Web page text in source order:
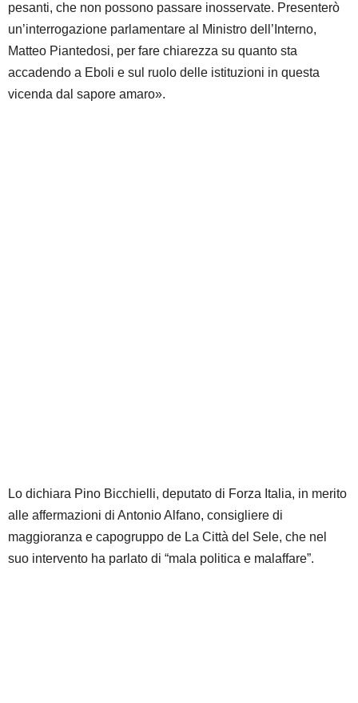
pesanti, che non possono passare inosservate. Presenterò
un’interrogazione parlamentare al Ministro dell’Interno,
Matteo Piantedosi, per fare chiarezza su quanto sta
accadendo a Eboli e sul ruolo delle istituzioni in questa
vicenda dal sapore amaro».
Lo dichiara Pino Bicchielli, deputato di Forza Italia, in merito
alle affermazioni di Antonio Alfano, consigliere di
maggioranza e capogruppo de La Città del Sele, che nel
suo intervento ha parlato di “mala politica e malaffare”.